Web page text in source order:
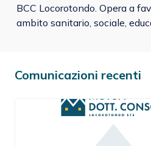
BCC Locorotondo. Opera a
ambito sanitario, sociale,
Comunicazioni recenti